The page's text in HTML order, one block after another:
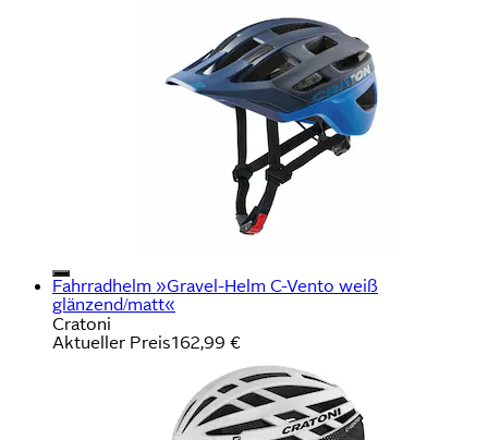
Fahrradhelm »Gravel-Helm C-Vento weiß
glänzend/matt«
Cratoni
Aktueller Preis162,99 €